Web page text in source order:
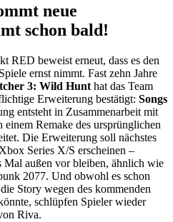
neue
schon bald!
RED beweist erneut, dass es den
ernst nimmt. Fast zehn Jahre
3: Wild Hunt hat das Team
Erweiterung bestätigt: Songs
entsteht in Zusammenarbeit mit
einem Remake des ursprünglichen
Die Erweiterung soll nächstes
Series X/S erscheinen –
Mal außen vor bleiben, ähnlich wie
2077. Und obwohl es schon
Story wegen des kommenden
schlüpfen Spieler wieder
Riva.